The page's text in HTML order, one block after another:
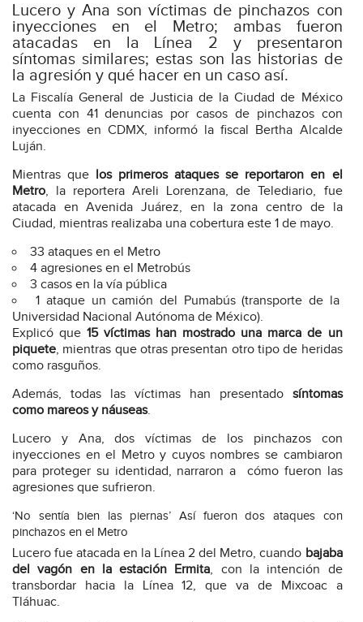
Lucero y Ana son víctimas de pinchazos con
inyecciones en el Metro; ambas fueron
atacadas en la Línea 2 y presentaron
síntomas similares; estas son las historias de
la agresión y qué hacer en un caso así.
La Fiscalía General de Justicia de la Ciudad de México
cuenta con 41 denuncias por casos de pinchazos con
inyecciones en CDMX, informó la fiscal Bertha Alcalde
Luján.
Mientras que los primeros ataques se reportaron en el
Metro, la reportera Areli Lorenzana, de Telediario, fue
atacada en Avenida Juárez, en la zona centro de la
Ciudad, mientras realizaba una cobertura este 1 de mayo.
33 ataques en el Metro
4 agresiones en el Metrobús
3 casos en la vía pública
1 ataque un camión del Pumabús (transporte de la
Universidad Nacional Autónoma de México).
Explicó que15 víctimas han mostrado una marca de un
piquete, mientras que otras presentan otro tipo de heridas
como rasguños.
Además, todas las víctimas han presentado síntomas
como mareos y náuseas.
Lucero y Ana, dos víctimas de los pinchazos con
inyecciones en el Metro y cuyos nombres se cambiaron
para proteger su identidad, narraron a cómo fueron las
agresiones que sufrieron.
‘No sentía bien las piernas’ Así fueron dos ataques con
pinchazos en el Metro
Lucero fue atacada en la Línea 2 del Metro, cuando bajaba
del vagón en la estación Ermita, con la intención de
transbordar hacia la Línea 12, que va de Mixcoac a
Tláhuac.